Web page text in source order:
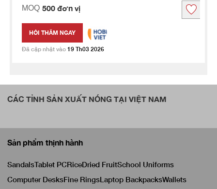
MOQ 500 đơn vị
HỎI THĂM NGAY
Đã cập nhật vào 19 Th03 2026
CÁC TỈNH SẢN XUẤT NÓNG TẠI VIỆT NAM
Sản phẩm thịnh hành
SandalsTablet PCRiceDried FruitSchool Uniforms
Computer DesksFine RingsLaptop BackpacksWallets